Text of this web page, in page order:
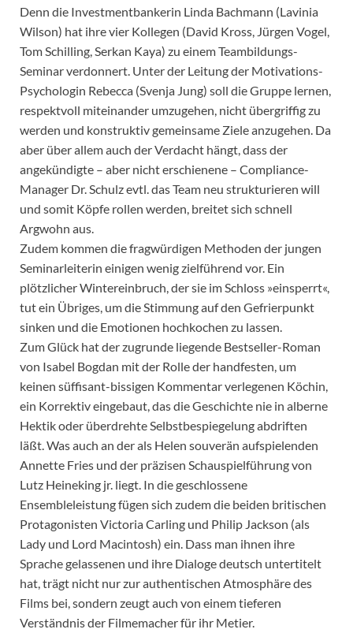
Denn die Investmentbankerin Linda Bachmann (Lavinia
Wilson) hat ihre vier Kollegen (David Kross, Jürgen Vogel,
Tom Schilling, Serkan Kaya) zu einem Teambildungs-
Seminar verdonnert. Unter der Leitung der Motivations-
Psychologin Rebecca (Svenja Jung) soll die Gruppe lernen,
respektvoll miteinander umzugehen, nicht übergriffig zu
werden und konstruktiv gemeinsame Ziele anzugehen. Da
aber über allem auch der Verdacht hängt, dass der
angekündigte – aber nicht erschienene – Compliance-
Manager Dr. Schulz evtl. das Team neu strukturieren will
und somit Köpfe rollen werden, breitet sich schnell
Argwohn aus.
Zudem kommen die fragwürdigen Methoden der jungen
Seminarleiterin einigen wenig zielführend vor. Ein
plötzlicher Wintereinbruch, der sie im Schloss »einsperrt«,
tut ein Übriges, um die Stimmung auf den Gefrierpunkt
sinken und die Emotionen hochkochen zu lassen.
Zum Glück hat der zugrunde liegende Bestseller-Roman
von Isabel Bogdan mit der Rolle der handfesten, um
keinen süffisant-bissigen Kommentar verlegenen Köchin,
ein Korrektiv eingebaut, das die Geschichte nie in alberne
Hektik oder überdrehte Selbstbespiegelung abdriften
läßt. Was auch an der als Helen souverän aufspielenden
Annette Fries und der präzisen Schauspielführung von
Lutz Heineking jr. liegt. In die geschlossene
Ensembleleistung fügen sich zudem die beiden britischen
Protagonisten Victoria Carling und Philip Jackson (als
Lady und Lord Macintosh) ein. Dass man ihnen ihre
Sprache gelassenen und ihre Dialoge deutsch untertitelt
hat, trägt nicht nur zur authentischen Atmosphäre des
Films bei, sondern zeugt auch von einem tieferen
Verständnis der Filmemacher für ihr Metier.